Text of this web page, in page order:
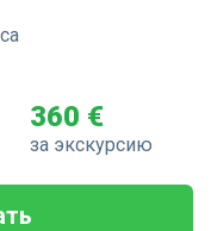
360 €
за экскурсию